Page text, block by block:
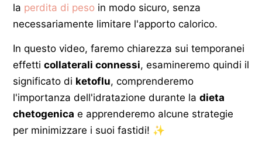
la perdita di peso in modo sicuro, senza
necessariamente limitare l'apporto calorico.
In questo video, faremo chiarezza sui temporanei
effetti collaterali connessi, esamineremo quindi il
significato di ketoflu, comprenderemo
l'importanza dell'idratazione durante la dieta
chetogenica e apprenderemo alcune strategie
per minimizzare i suoi fastidi! ✨